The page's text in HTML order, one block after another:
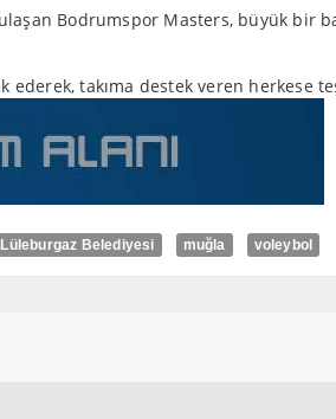
Bodrumspor Masters, büyük bir
ederek, takıma destek veren herkese
Lüleburgaz Belediyesi muğla voleybol